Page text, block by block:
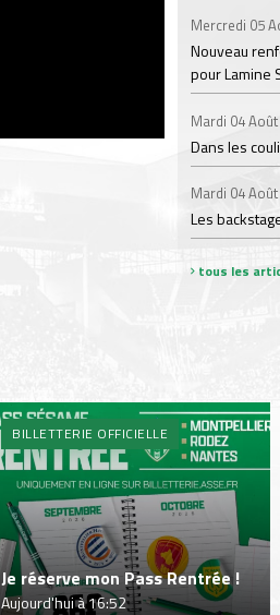
Mercredi 05
Nouveau
pour Lamine
Mardi 04 Août
Dans les
Mardi 04 Août
Les
tous les
BILLETTERIE OFFICIELLE
Je réserve mon Pass Rentrée !
Aujourd'hui à 16:52